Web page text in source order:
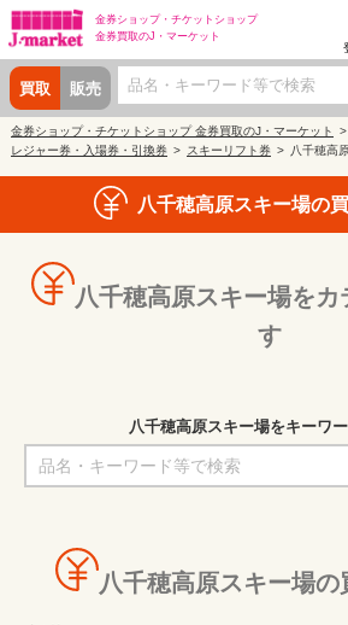
金券ショップ・ チケットショップ
金券買取のJ・マーケット
買取 販売
金券ショップ・チケットショップ 金券買取のJ・マーケット
レジャー券・入場券・引換券
スキーリフト券 八千穂高
八千穂高原スキー場の
八千穂高原スキー場を
す
八千穂高原スキー場をキーワ
八千穂高原スキー場